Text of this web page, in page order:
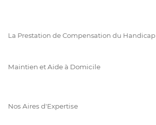
La Prestation de Compensation du Handicap
Maintien et Aide à Domicile
Nos Aires d'Expertise